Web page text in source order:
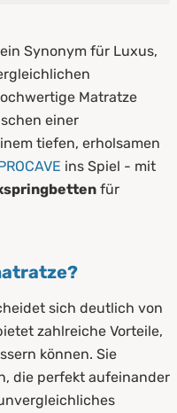
Synonym für Luxus,
Matratze
einer
tiefen, erholsamen
ins Spiel - mit
für
sich deutlich von
zahlreiche Vorteile,
können. Sie
die perfekt aufeinander